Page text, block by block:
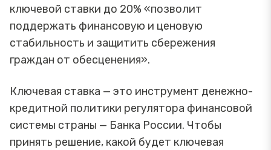
ключевой ставки до 20% «позволит
поддержать финансовую и ценовую
стабильность и защитить сбережения
граждан от обесценения».
Ключевая ставка — это инструмент денежно-
кредитной политики регулятора финансовой
системы страны — Банка России. Чтобы
принять решение, какой будет ключевая